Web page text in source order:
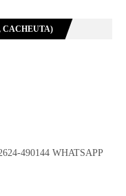
CACHEUTA)
490144 WHATSAPP